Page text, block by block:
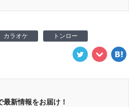
カラオケ トンロー
新情報をお届け！